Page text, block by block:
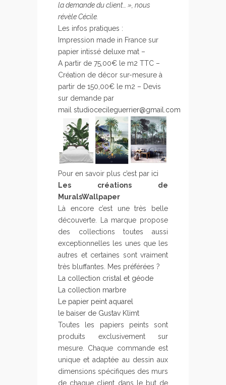
la demande du client… », nous
révèle Cécile.
Les infos pratiques :
Impression made in France sur
papier intissé deluxe mat –
A partir de 75,00€ le m2 TTC –
Création de décor sur-mesure à
partir de 150,00€ le m2 – Devis
sur demande par
mail studiocecileguerrier@gmail.com
Pour en savoir plus c’est par ici
Les créations de
MuralsWallpaper
Là encore c’est une très belle
découverte. La marque propose
des collections toutes aussi
exceptionnelles les unes que les
autres et certaines sont vraiment
très bluffantes. Mes préférées ?
La collection cristal et géode
La collection marbre
Le papier peint aquarel
le baiser de Gustav Klimt
Toutes les papiers peints sont
produits exclusivement sur
mesure. Chaque commande est
unique et adaptée au dessin aux
dimensions spécifiques des murs
de chaque client dans le but de